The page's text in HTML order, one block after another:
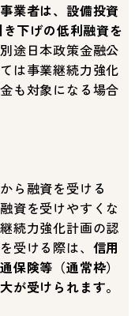
業者は、設備投資
下げの低利融資を
途日本政策金融公
は事業継続力強化
も対象になる場合
ら融資を受ける
資を受けやすくな
続力強化計画の認
受ける際は、 信用
保険等（通常枠）
が受けられます。